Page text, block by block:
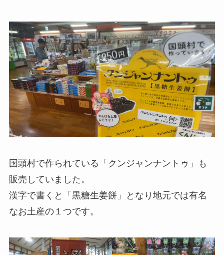
国頭村で作られている「クンジャンナントゥ」も
販売していました。
漢字で書くと「黒糖生姜餅」となり地元では有名
なお土産の１つです。